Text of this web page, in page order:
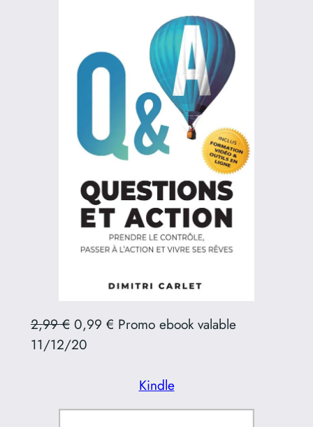
2,99 €0,99 € Promo ebook valable
11/12/20
Kindle